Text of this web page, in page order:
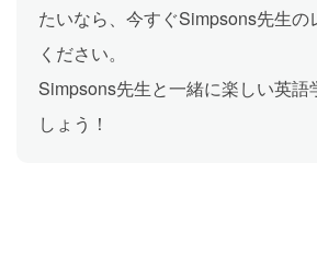
たいなら、今すぐSimpsons先生の
ください。
Simpsons先生と一緒に楽しい英語
しょう！